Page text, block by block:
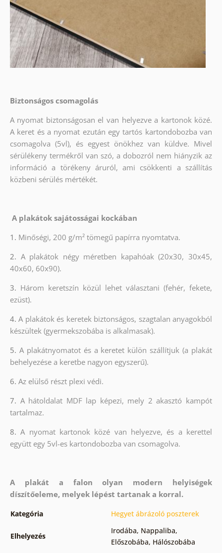
Biztonságos csomagolás
A nyomat biztonságosan el van helyezve a kartonok közé.
A keret és a nyomat ezután egy tartós kartondobozba van
csomagolva (5vl), és egyest önökhez van küldve. Mivel
sérülékeny termékről van szó, a dobozról nem hiányzik az
információ a törékeny áruról, ami csökkenti a szállítás
közbeni sérülés mértékét.
A plakátok sajátosságai kockában
1. Minőségi, 200 g/m² tömegű papírra nyomtatva.
2. A plakátok négy méretben kapahóak (20x30, 30x45,
40x60, 60x90).
3. Három keretszín közül lehet választani (fehér, fekete,
ezüst).
4.A plakátok és keretek biztonságos, szagtalan anyagokból
készültek (gyermekszobába is alkalmasak).
5. A plakátnyomatot és a keretet külön szállítjuk (a plakát
behelyezése a keretbe nagyon egyszerű).
6. Az elülső részt plexi védi.
7. A hátoldalat MDF lap képezi, mely 2 akasztó kampót
tartalmaz.
8.A nyomat kartonok közé van helyezve, és a kerettel
együtt egy 5vl-es kartondobozba van csomagolva.
A plakát a falon olyan modern helyiségek
díszítőeleme, melyek lépést tartanak a korral.
Kategória Hegyet ábrázoló poszterek
Elhelyezés
Irodába, Nappaliba,
Előszobába, Hálószobába